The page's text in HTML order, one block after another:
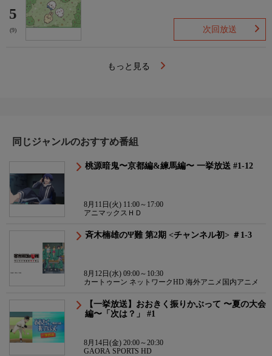
5
(9) 次回放送
もっと見る
同じジャンルのおすすめ番組
桃源暗鬼〜京都編&練馬編〜 一挙放送 #1-12
8月11日(火) 11:00～17:00
アニマックスＨＤ
斉木楠雄のΨ難 第2期 <チャンネル初> ＃1-3
8月12日(水) 09:00～10:30
カートゥーン ネットワークHD 海外アニメ国内アニメ
【一挙放送】おおきく振りかぶって 〜夏の大会
編〜「次は？」 #1
8月14日(金) 20:00～20:30
GAORA SPORTS HD